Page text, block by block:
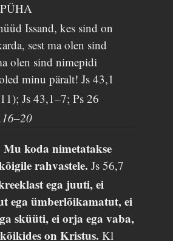
Issand, kes sind on
sest ma olen sind
olen sind nimepidi
minu päralt!Js 43,1
Js 43,1–7; Ps 26
Mu koda nimetatakse
rahvastele.Js 56,7
ega juuti, ei
ega ümberlõikamatut, ei
sküüti, ei orja ega vaba,
on Kristus.Kl